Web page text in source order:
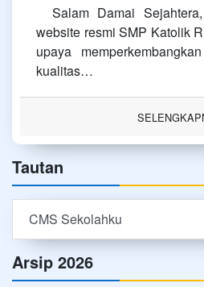
Salam Damai
website resmi SMP Katolik
upaya
kualitas…
Tautan
CMS Sekolahku
Arsip 2026